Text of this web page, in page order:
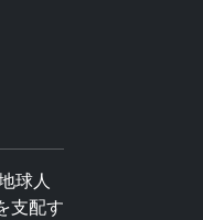
球人
支配す